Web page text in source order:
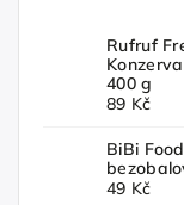
Rufruf
400 g
89 Kč
BiBi
49 Kč